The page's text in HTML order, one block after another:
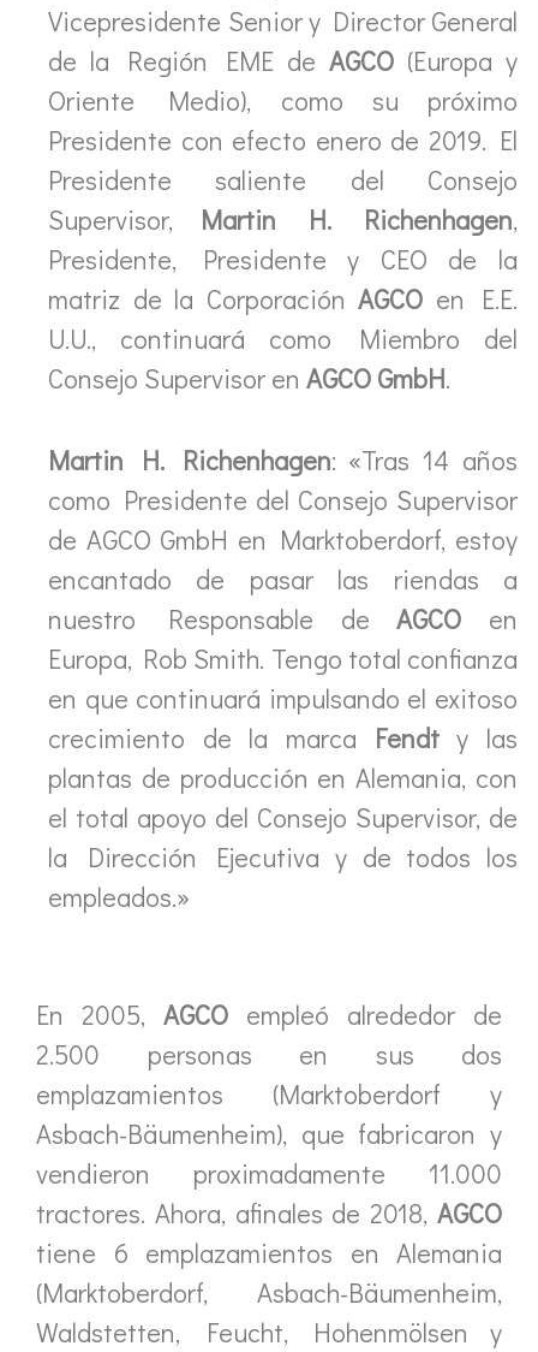
Vicepresidente Senior y Director General
de la Región EME de AGCO (Europa y
Oriente Medio), como su próximo
Presidente con efecto enero de 2019. El
Presidente saliente del Consejo
Supervisor, Martin H. Richenhagen,
Presidente, Presidente y CEO de la
matriz de la Corporación AGCO en E.E.
U.U., continuará como Miembro del
Consejo Supervisor en AGCO GmbH.
Martin H. Richenhagen: «Tras 14 años
como Presidente del Consejo Supervisor
de AGCO GmbH en Marktoberdorf, estoy
encantado de pasar las riendas a
nuestro Responsable deAGCO en
Europa, Rob Smith. Tengo total confianza
en que continuará impulsando el exitoso
crecimiento de la marca Fendty las
plantas de producción en Alemania, con
el total apoyo del Consejo Supervisor, de
la Dirección Ejecutiva y de todos los
empleados.»
En 2005, AGCO empleó alrededor de
2.500 personas en sus dos
emplazamientos (Marktoberdorf y
Asbach-Bäumenheim), que fabricaron y
vendieron proximadamente 11.000
tractores. Ahora, afinales de 2018, AGCO
tiene 6 emplazamientos en Alemania
(Marktoberdorf, Asbach-Bäumenheim,
Waldstetten, Feucht, Hohenmölsen y